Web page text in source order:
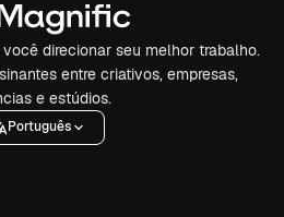
direcionar seu melhor trabalho.
entre criativos, empresas,
e estúdios.
Português